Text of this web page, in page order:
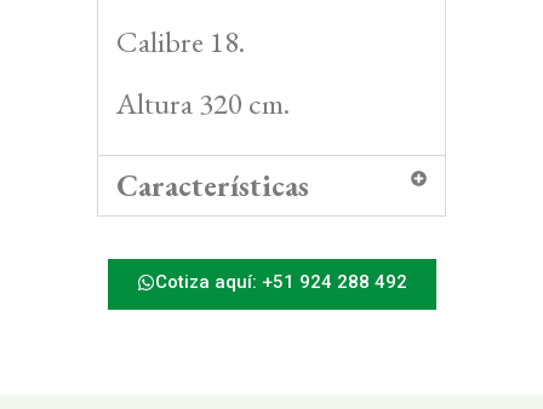
Calibre 18.
Altura 320 cm.
Características
Cotiza aquí: +51 924 288 492